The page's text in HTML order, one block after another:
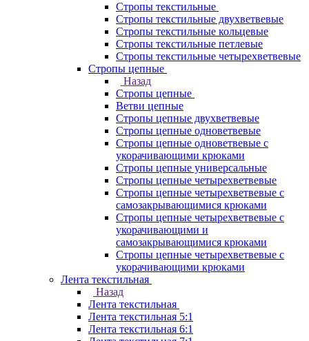
Стропы текстильные
Стропы текстильные двухветвевые
Стропы текстильные кольцевые
Стропы текстильные петлевые
Стропы текстильные четырехветвевые
Стропы цепные
Назад
Стропы цепные
Ветви цепные
Стропы цепные двухветвевые
Стропы цепные одноветвевые
Стропы цепные одноветвевые с
укорачивающими крюками
Стропы цепные универсальные
Стропы цепные четырехветвевые
Стропы цепные четырехветвевые с
самозакрывающимися крюками
Стропы цепные четырехветвевые с
укорачивающими и
самозакрывающимися крюками
Стропы цепные четырехветвевые с
укорачивающими крюками
Лента текстильная
Назад
Лента текстильная
Лента текстильная 5:1
Лента текстильная 6:1